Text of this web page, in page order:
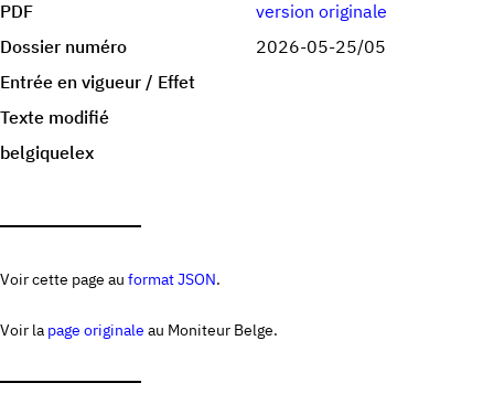
PDF
version originale
Dossier numéro
2026-05-25/05
Entrée en vigueur / Effet
Texte modifié
belgiquelex
Voir cette page au format JSON.
Voir la page originale au Moniteur Belge.